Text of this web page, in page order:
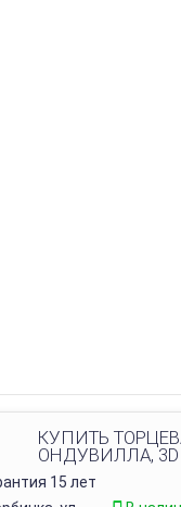
КУПИТЬ
ОНДУВИЛЛА,
15 лет